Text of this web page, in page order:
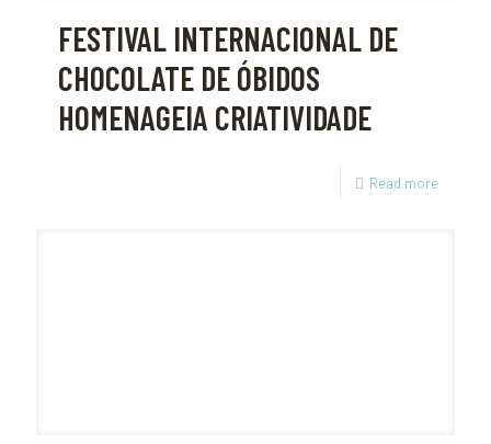
FESTIVAL INTERNACIONAL DE
CHOCOLATE DE ÓBIDOS
HOMENAGEIA CRIATIVIDADE
Read more